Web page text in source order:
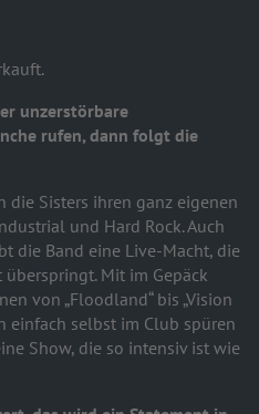
unzerstörbare
rufen, dann folgt die
die Sisters ihren ganz eigenen
und Hard Rock. Auch
die Band eine Live-Macht, die
Mit im Gepäck
von „Floodland“ bis „Vision
einfach selbst im Club spüren
Show, die so intensiv ist wie